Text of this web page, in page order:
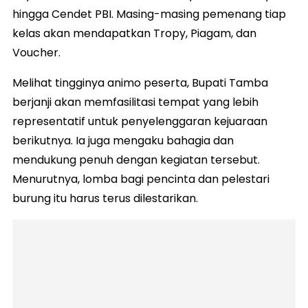
hingga Cendet PBI. Masing-masing pemenang tiap
kelas akan mendapatkan Tropy, Piagam, dan
Voucher.
Melihat tingginya animo peserta, Bupati Tamba
berjanji akan memfasilitasi tempat yang lebih
representatif untuk penyelenggaran kejuaraan
berikutnya. Ia juga mengaku bahagia dan
mendukung penuh dengan kegiatan tersebut.
Menurutnya, lomba bagi pencinta dan pelestari
burung itu harus terus dilestarikan.